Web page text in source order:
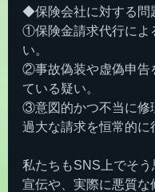
◆保険会社に対する問
①保険金請求代行によ
い。
②事故偽装や虚偽申告
ている疑い。
③意図的かつ不当に修
過大な請求を恒常的に
私たちもSNS上でそ
宣伝や、実際に悪質な